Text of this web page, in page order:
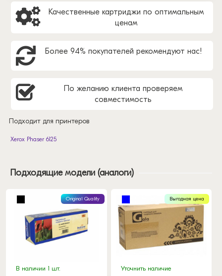
Качественные картриджи по оптимальным
ценам
Более 94% покупателей рекомендуют нас!
По желанию клиента проверяем
совместимость
Подходит для принтеров
Xerox Phaser 6125
Подходящие модели (аналоги)
Original Quality
В наличии 1 шт.
Выгодная цена
Уточнить наличие